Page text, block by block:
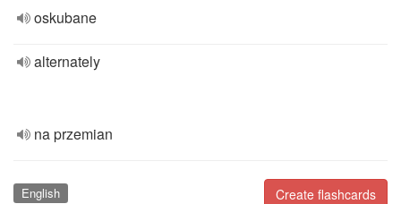
oskubane
alternately
na przemian
Create flashcards
English